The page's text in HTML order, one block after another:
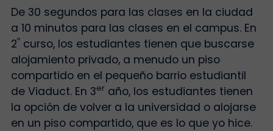
De 30 segundos para las clases en la ciudad
a 10 minutos para las clases en el campus. En
2ºcurso, los estudiantes tienen que buscarse
alojamiento privado, a menudo un piso
compartido en el pequeño barrio estudiantil
de Viaduct. En 3eraño, los estudiantes tienen
la opción de volver a la universidad o alojarse
en un piso compartido, que es lo que yo hice.